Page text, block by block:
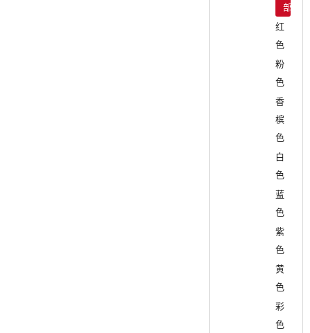
部
红
色
粉
色
香
槟
色
白
色
蓝
色
紫
色
黄
色
彩
色